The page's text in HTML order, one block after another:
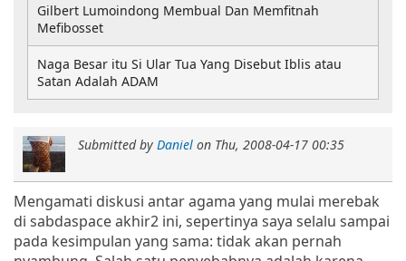
Submitted byDaniel on Thu, 2008-04-17 00:35
Mengamati diskusi antar agama yang mulai merebak
di sabdaspace akhir2 ini, sepertinya saya selalu sampai
pada kesimpulan yang sama: tidak akan pernah
Gilbert Lumoindong Membual Dan Memfitnah
Mefibosset
Naga Besar itu Si Ular Tua Yang Disebut Iblis atau
Satan Adalah ADAM